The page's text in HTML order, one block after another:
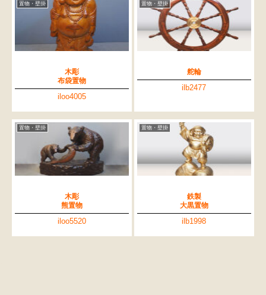
置物・壁掛
木彫
布袋置物
iloo4005
置物・壁掛
舵輪
ilb2477
置物・壁掛
木彫
熊置物
iloo5520
置物・壁掛
鉄製
大黒置物
ilb1998